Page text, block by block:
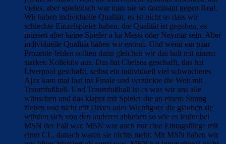
vieles, aber spielerisch war man nie so dominant gegen Real.
Wir haben individuelle Qualität, es ist nicht so dass wir
schlechte Einzelspieler haben, die Qualität ist gegeben, es
müssen aber keine Spieler a ka Messi oder Neymar sein. Aber
individuelle Qualität haben wir enorm. Und wenn ein paar
Prozente fehlen sollten dann gleichen wir das halt mit einem
starken Kollektiv aus. Das hat Chelsea geschafft, das hat
Liverpool geschafft, selbst ein individuell viel schwächeres
Ajax kam mal fast ins Finale und verzückte die Welt mit
Traumfußball. Und Traumfußball ist es was wir uns alle
wünschen und das klappt mit Spieler die an einem Strang
ziehen und nicht mit Diven oder Wichtiguer die glauben sie
würden sich von den anderen abheben so wie es leider bei
MSN der Fall war. MSN war auch nur eine Eintagsfliege mit
einer CL, danach waren sie nichts mehr. Mit MSN haben wir